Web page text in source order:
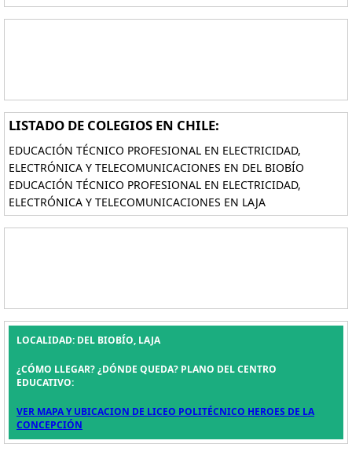
LISTADO DE COLEGIOS EN CHILE:
EDUCACIÓN TÉCNICO PROFESIONAL EN ELECTRICIDAD,
ELECTRÓNICA Y TELECOMUNICACIONES EN DEL BIOBÍO
EDUCACIÓN TÉCNICO PROFESIONAL EN ELECTRICIDAD,
ELECTRÓNICA Y TELECOMUNICACIONES EN LAJA
LOCALIDAD: DEL BIOBÍO, LAJA
¿CÓMO LLEGAR? ¿DÓNDE QUEDA? PLANO DEL CENTRO
EDUCATIVO:
VER MAPA Y UBICACION DE LICEO POLITÉCNICO HEROES DE LA
CONCEPCIÓN